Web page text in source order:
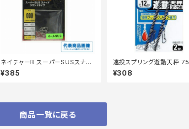
ネイチャーB スーパーSUSスナッ
プラウンドタイプ
¥385
遠投スプリング遊動天秤 75
¥308
商品一覧に戻る